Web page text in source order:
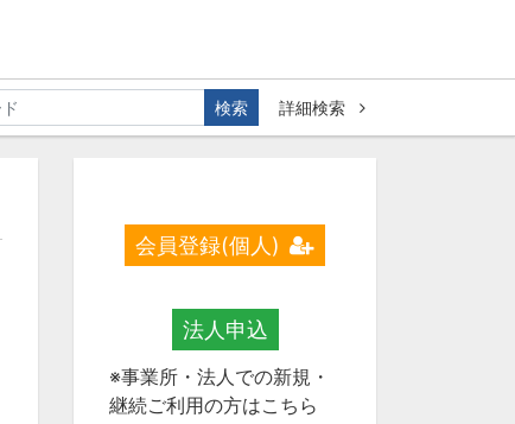
検索
詳細検索
会員登録(個人)
法人申込
※事業所・法人での新規・
継続ご利用の方はこちら